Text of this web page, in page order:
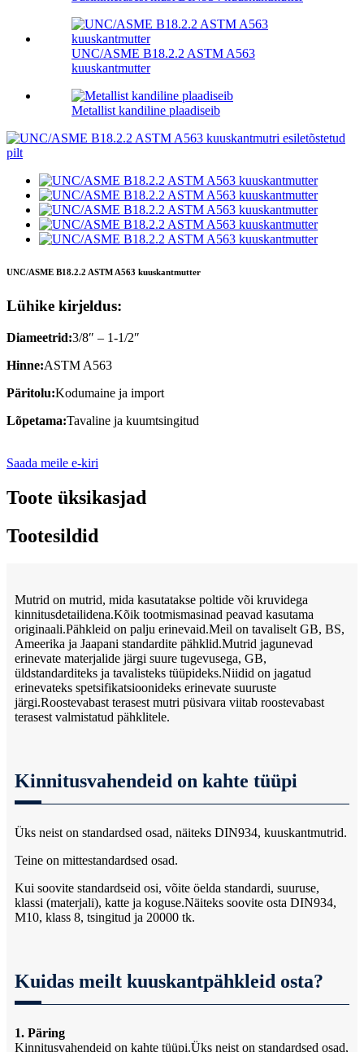
UNC/ASME B18.2.2 ASTM A563
kuuskantmutter
Metallist kandiline plaadiseib
UNC/ASME B18.2.2 ASTM A563 kuuskantmutter
Lühike kirjeldus:
Diameetrid:3/8″ – 1-1/2″
Hinne:ASTM A563
Päritolu:Kodumaine ja import
Lõpetama:Tavaline ja kuumtsingitud
Saada meile e-kiri
Toote üksikasjad
Tootesildid
Mutrid on mutrid, mida kasutatakse poltide või kruvidega
kinnitusdetailidena.Kõik tootmismasinad peavad kasutama
originaali.Pähkleid on palju erinevaid.Meil on tavaliselt GB, BS,
Ameerika ja Jaapani standardite pähklid.Mutrid jagunevad
erinevate materjalide järgi suure tugevusega, GB,
üldstandarditeks ja tavalisteks tüüpideks.Niidid on jagatud
erinevateks spetsifikatsioonideks erinevate suuruste
järgi.Roostevabast terasest mutri püsivara viitab roostevabast
terasest valmistatud pähklitele.
Kinnitusvahendeid on kahte tüüpi
Üks neist on standardsed osad, näiteks DIN934, kuuskantmutrid.
Teine on mittestandardsed osad.
Kui soovite standardseid osi, võite öelda standardi, suuruse,
klassi (materjali), katte ja koguse.Näiteks soovite osta DIN934,
M10, klass 8, tsingitud ja 20000 tk.
Kuidas meilt kuuskantpähkleid osta?
1. Päring
Kinnitusvahendeid on kahte tüüpi.Üks neist on standardsed osad,